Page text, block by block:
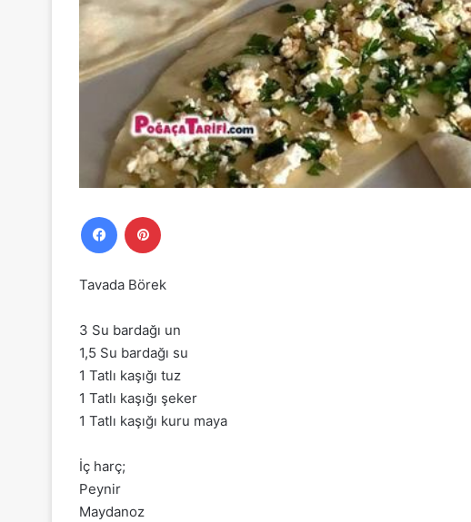
Facebook
Tavada Börek
3 Su bardağı un
1,5 Su bardağı su
1 Tatlı kaşığı tuz
1 Tatlı kaşığı şeker
1 Tatlı kaşığı kuru maya
İç harç;
Peynir
Maydanoz